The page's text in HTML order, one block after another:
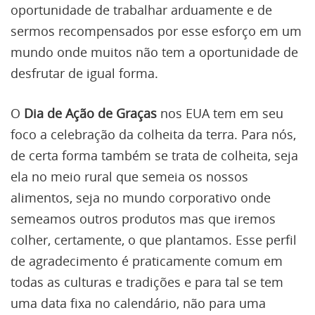
oportunidade de trabalhar arduamente e de
sermos recompensados por esse esforço em um
mundo onde muitos não tem a oportunidade de
desfrutar de igual forma.
O Dia de Ação de Graças nos EUA tem em seu
foco a celebração da colheita da terra. Para nós,
de certa forma também se trata de colheita, seja
ela no meio rural que semeia os nossos
alimentos, seja no mundo corporativo onde
semeamos outros produtos mas que iremos
colher, certamente, o que plantamos. Esse perfil
de agradecimento é praticamente comum em
todas as culturas e tradições e para tal se tem
uma data fixa no calendário, não para uma